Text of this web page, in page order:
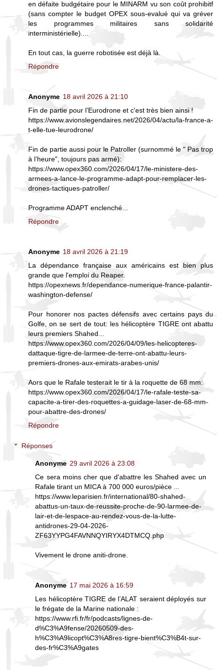
en défaite budgétaire pour le MINARM vu son coût prohibitf
(sans compter le budget OPEX sous-evalué qui va gréver
les programmes militaires sans solidarité
interministérielle)....
En tout cas, la guerre robotisée est déjà là.
Répondre
Anonyme 18 avril 2026 à 21:10
Fin de partie pour l’Eurodrone et c'est très bien ainsi !
https://www.avionslegendaires.net/2026/04/actu/la-france-a-
t-elle-tue-leurodrone/
Fin de partie aussi pour le Patroller (surnommé le " Pas trop
à l’heure", toujours pas armé):
https://www.opex360.com/2026/04/17/le-ministere-des-
armees-a-lance-le-programme-adapt-pour-remplacer-les-
drones-tactiques-patroller/
Programme ADAPT enclenché...
Répondre
Anonyme 18 avril 2026 à 21:19
La dépendance française aux américains est bien plus
grande que l'emploi du Reaper.
https://opexnews.fr/dependance-numerique-france-palantir-
washington-defense/
Pour honorer nos pactes défensifs avec certains pays du
Golfe, on se sert de tout: les hélicoptère TIGRE ont abattu
leurs premiers Shahed...
https://www.opex360.com/2026/04/09/les-helicopteres-
dattaque-tigre-de-larmee-de-terre-ont-abattu-leurs-
premiers-drones-aux-emirats-arabes-unis/
Aors que le Rafale testerait le tir à la roquette de 68 mm:
https://www.opex360.com/2026/04/17/le-rafale-teste-sa-
capacite-a-tirer-des-roquettes-a-guidage-laser-de-68-mm-
pour-abattre-des-drones/
Répondre
Réponses
Anonyme 29 avril 2026 à 23:08
Ce sera moins cher que d'abattre les Shahed avec un
Rafale tirant un MICA à 700 000 euros/pièce ...
https://www.leparisien.fr/international/80-shahed-
abattus-un-taux-de-reussite-proche-de-90-larmee-de-
lair-et-de-lespace-au-rendez-vous-de-la-lutte-
antidrones-29-04-2026-
ZF63YYPG4FAVNNQYIRYX4DTMCQ.php
Vivement le drone aniti-drone.
Anonyme 17 mai 2026 à 16:59
Les hélicoptère TIGRE de l’ALAT seraient déployés sur
le frégate de la Marine nationale :
https://www.rfi.fr/fr/podcasts/lignes-de-
d%C3%A9fense/20260509-des-
h%C3%A9licopt%C3%A8res-tigre-bient%C3%B4t-sur-
des-fr%C3%A9gates